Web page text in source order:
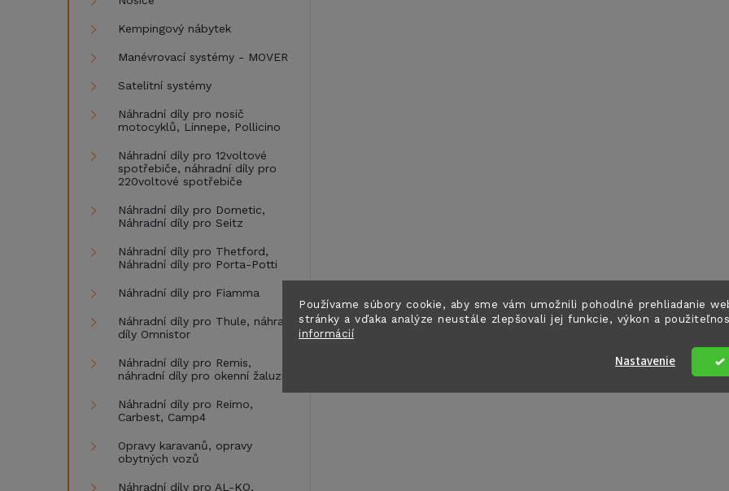
Používame súbory cookie, aby sme vám umožnili pohodlné prehliadanie
stránky a vďaka analýze neustále zlepšovali jej funkcie, výkon a
informácií
Nastavenie
Kempingový nábytek
Manévrovací systémy - MOVER
Satelitní systémy
Náhradní díly pro nosič
motocyklů, Linnepe, Pollicino
Náhradní díly pro 12voltové
spotřebiče, náhradní díly pro
220voltové spotřebiče
Náhradní díly pro Dometic,
Náhradní díly pro Seitz
Náhradní díly pro Thetford,
Náhradní díly pro Porta-Potti
Náhradní díly pro Fiamma
Náhradní díly pro Thule, náhradní
díly Omnistor
Náhradní díly pro Remis,
náhradní díly pro okenní žaluzie
Náhradní díly pro Reimo,
Carbest, Camp4
Opravy karavanů, opravy
obytných vozů
Náhradní díly pro AL-KO,